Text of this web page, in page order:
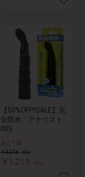
【50%OFF!!SALE】完
全防水 アナリスト
005
あと1個
￥2,376 (税込)
￥1,210 (税込)